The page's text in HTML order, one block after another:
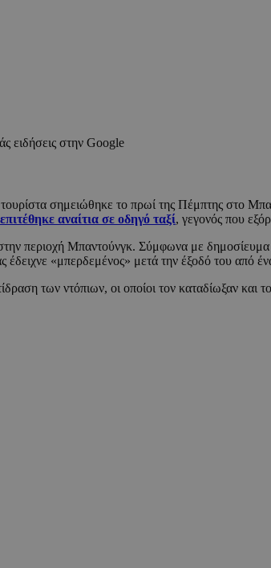
ειδήσεις στην Google
σημειώθηκε το πρωί της Πέμπτης στο
επιτέθηκε αναίτια σε οδηγό ταξί, γεγονός που
περιοχή Μπαντούνγκ. Σύμφωνα με δημοσίευμα
έδειχνε «μπερδεμένος» μετά την έξοδό του από
των ντόπιων, οι οποίοι τον καταδίωξαν και